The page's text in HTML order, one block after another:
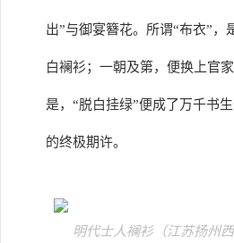
出”与御宴簪花。所谓“布衣”，
白襕衫；一朝及第，便换上官
是，“脱白挂绿”便成了万千书
的终极期许。
明代士人襕衫（江苏扬州西